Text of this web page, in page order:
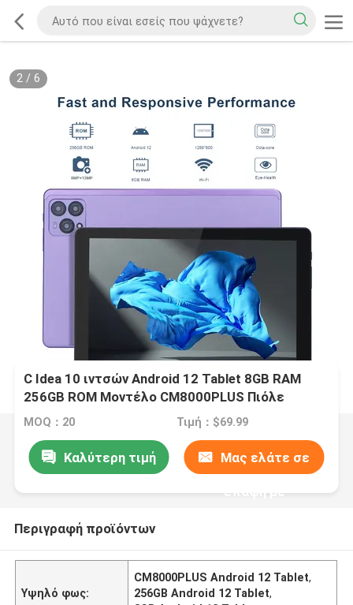
3/ 6
C Idea 10 ιντσών Android 12 Tablet 8GB RAM
256GB ROM Μοντέλο CM8000PLUS Πιόλε
MOQ：20 Τιμή：$69.99
Καλύτερη τιμή Μας ελάτε σε
επαφή με
Περιγραφή προϊόντων
Υψηλό φως:
CM8000PLUS Android 12 Tablet,
256GB Android 12 Tablet,